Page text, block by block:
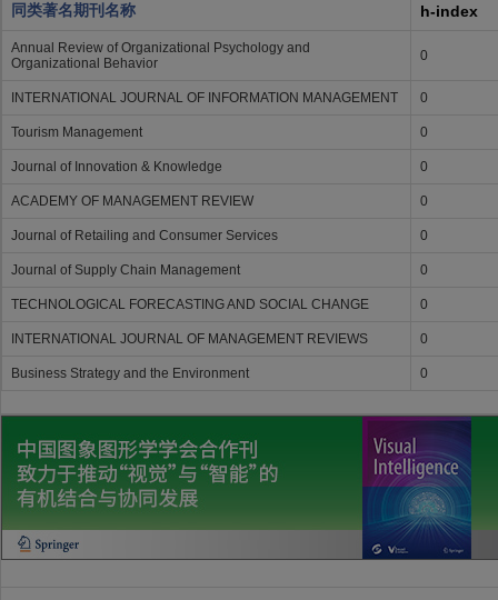
同类著名期刊名称
h-index
Annual Review of Organizational Psychology and
Organizational Behavior
0
INTERNATIONAL JOURNAL OF INFORMATION MANAGEMENT 0
Tourism Management 0
Journal of Innovation & Knowledge 0
ACADEMY OF MANAGEMENT REVIEW 0
Journal of Retailing and Consumer Services 0
Journal of Supply Chain Management 0
TECHNOLOGICAL FORECASTING AND SOCIAL CHANGE 0
INTERNATIONAL JOURNAL OF MANAGEMENT REVIEWS 0
Business Strategy and the Environment 0